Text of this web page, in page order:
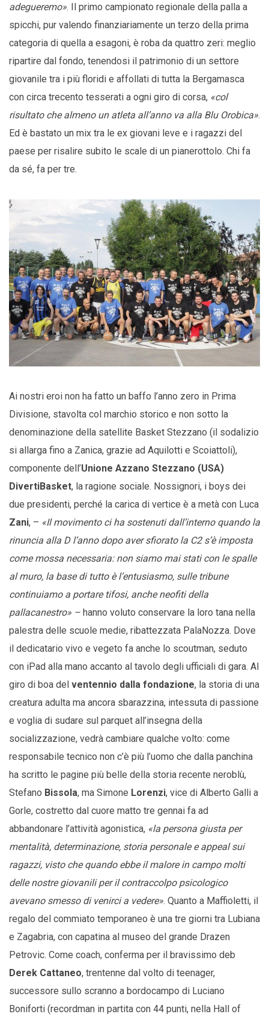
adegueremo». Il primo campionato regionale della palla a
spicchi, pur valendo finanziariamente un terzo della prima
categoria di quella a esagoni, è roba da quattro zeri: meglio
ripartire dal fondo, tenendosi il patrimonio di un settore
giovanile tra i più floridi e affollati di tutta la Bergamasca
con circa trecento tesserati a ogni giro di corsa, «col
risultato che almeno un atleta all’anno va alla Blu Orobica».
Ed è bastato un mix tra le ex giovani leve e i ragazzi del
paese per risalire subito le scale di un pianerottolo. Chi fa
da sé, fa per tre.
Ai nostri eroi non ha fatto un baffo l’anno zero in Prima
Divisione, stavolta col marchio storico e non sotto la
denominazione della satellite Basket Stezzano (il sodalizio
si allarga fino a Zanica, grazie ad Aquilotti e Scoiattoli),
componente dell’Unione Azzano Stezzano (USA)
DivertiBasket, la ragione sociale. Nossignori, i boys dei
due presidenti, perché la carica di vertice è a metà con Luca
Zani, – «Il movimento ci ha sostenuti dall’interno quando la
rinuncia alla D l’anno dopo aver sfiorato la C2 s’è imposta
come mossa necessaria: non siamo mai stati con le spalle
al muro, la base di tutto è l’entusiasmo, sulle tribune
continuiamo a portare tifosi, anche neofiti della
pallacanestro» – hanno voluto conservare la loro tana nella
palestra delle scuole medie, ribattezzata PalaNozza. Dove
il dedicatario vivo e vegeto fa anche lo scoutman, seduto
con iPad alla mano accanto al tavolo degli ufficiali di gara. Al
giro di boa del ventennio dalla fondazione, la storia di una
creatura adulta ma ancora sbarazzina, intessuta di passione
e voglia di sudare sul parquet all’insegna della
socializzazione, vedrà cambiare qualche volto: come
responsabile tecnico non c’è più l’uomo che dalla panchina
ha scritto le pagine più belle della storia recente neroblù,
Stefano Bissola, ma Simone Lorenzi, vice di Alberto Galli a
Gorle, costretto dal cuore matto tre gennai fa ad
abbandonare l’attività agonistica, «la persona giusta per
mentalità, determinazione, storia personale e appeal sui
ragazzi, visto che quando ebbe il malore in campo molti
delle nostre giovanili per il contraccolpo psicologico
avevano smesso di venirci a vedere». Quanto a Maffioletti, il
regalo del commiato temporaneo è una tre giorni tra Lubiana
e Zagabria, con capatina al museo del grande Drazen
Petrovic. Come coach, conferma per il bravissimo deb
Derek Cattaneo, trentenne dal volto di teenager,
successore sullo scranno a bordocampo di Luciano
Boniforti (recordman in partita con 44 punti, nella Hall of